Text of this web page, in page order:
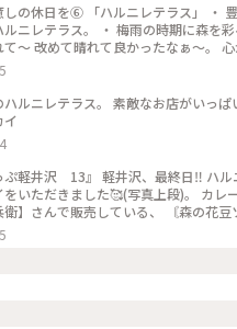
しの休日を⑥ 「ハルニレテラス」 ・
ルニレテラス。 ・ 梅雨の時期に森を
〜 改めて晴れて良かったなぁ〜。
はどうなっちゃうの？） #ひみつの絶
ぱいで ついついお買い物。 #長野県#中軽井沢#ハルニレテラス#アン
イ
ルニレテラスで、まずは、ランチ‼️‼️ サジロカフェで、 美味しいカレ
写真上段)。 カレーを食べた後は、、 ソフトクリーム🍦🤣(写真右下)。 和菓子の【和
】さんで販売している、 〘森の花豆
クリームで、 花豆の風味がするソフトクリー
】さんでお土産を買って、 帰宅しました。 本当に、のんびり過ごして